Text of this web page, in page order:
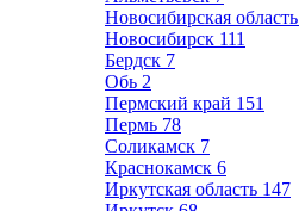
Новосибирская область
Новосибирск 111
Бердск 7
Обь 2
Пермский край 151
Пермь 78
Соликамск 7
Краснокамск 6
Иркутская область 147